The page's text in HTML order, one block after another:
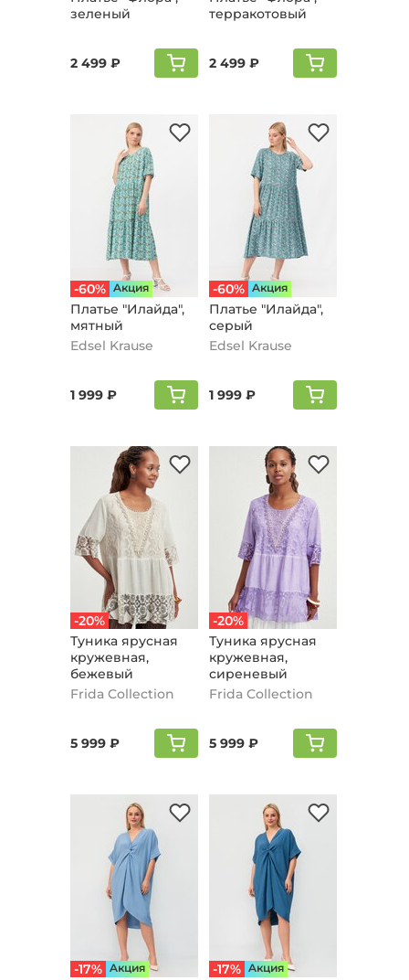
зеленый
2 499 ₽
терракотовый
2 499 ₽
-60% Aкция
Платье "Илайда",
мятный
Edsel Krause
1 999 ₽
-60% Aкция
Платье "Илайда",
серый
Edsel Krause
1 999 ₽
-20%
Туника ярусная
кружевная,
бежевый
Frida Collection
5 999 ₽
-20%
Туника ярусная
кружевная,
сиреневый
Frida Collection
5 999 ₽
-17% Aкция -17% Aкция